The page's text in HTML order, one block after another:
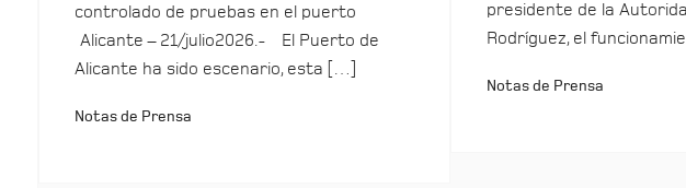
controlado de pruebas en el puerto
Alicante – 21/julio2026.- El Puerto de
Alicante ha sido escenario, esta […]
Notas de Prensa
presidente de la
Rodríguez, el
Notas de Prensa